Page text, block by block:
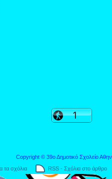
Copyright © 39ο Δημοτικό Σχολείο
τα σχόλια RSS - Σχόλια στο άρθρο